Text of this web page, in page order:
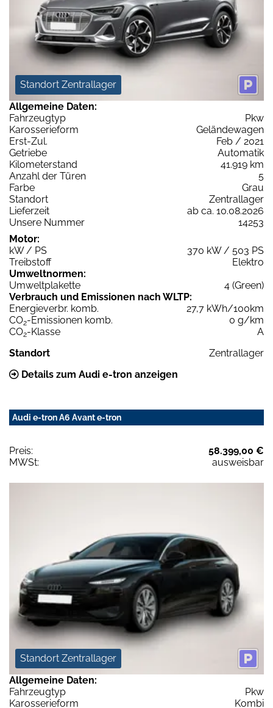
Standort Zentrallager
Allgemeine Daten:
Fahrzeugtyp
Pkw
Karosserieform
Geländewagen
Erst-Zul.
Feb / 2021
Getriebe
Automatik
Kilometerstand
41.919 km
Anzahl der Türen
5
Farbe
Grau
Standort
Zentrallager
Lieferzeit
ab ca. 10.08.2026
Unsere Nummer
14253
Motor:
kW / PS
370 kW / 503 PS
Treibstoff
Elektro
Umweltnormen:
Umweltplakette
4 (Green)
Verbrauch und Emissionen nach WLTP:
Energieverbr. komb.
27,7 kWh/100km
CO2-Emissionen komb.
0 g/km
CO2-Klasse
A
Standort
Zentrallager
Details zum Audi e-tron anzeigen
Audi e-tron A6 Avant e-tron
Preis:
58.399,00 €
MWSt:
ausweisbar
Standort Zentrallager
Allgemeine Daten:
Fahrzeugtyp
Pkw
Karosserieform
Kombi